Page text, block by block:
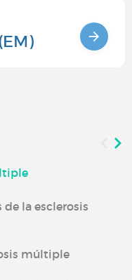
la esclerosis
múltiple